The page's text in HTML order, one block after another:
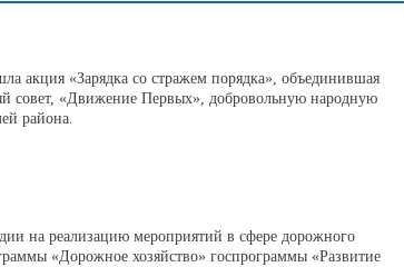
акция «Зарядка со стражем порядка», объединившая
совет, «Движение Первых», добровольную народную
района.
на реализацию мероприятий в сфере дорожного
«Дорожное хозяйство» госпрограммы «Развитие